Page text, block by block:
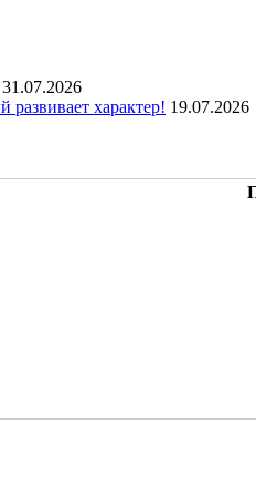
31.07.2026
развивает характер! 19.07.2026